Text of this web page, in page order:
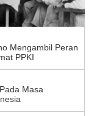
Mengambil Peran
PPKI
Masa